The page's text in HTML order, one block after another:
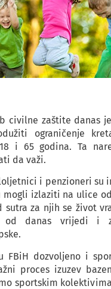
civilne zaštite danas
ograničenje
i 65 godina. Ta
da važi.
i penzioneri su
mogli izlaziti na ulice
sutra za njih se život
od danas vrijedi i
FBiH dozvoljeno i
proces izuzev
sportskim